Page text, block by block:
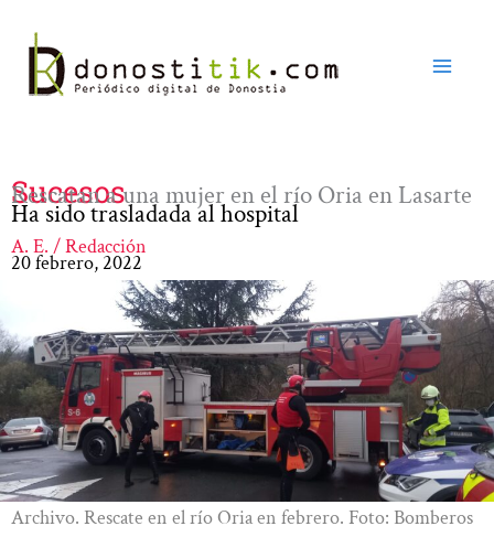
contenido
Sucesos
Rescatan a una mujer en el río Oria en Lasarte
Ha sido trasladada al hospital
A. E. / Redacción
20 febrero, 2022
Archivo. Rescate en el río Oria en febrero. Foto: Bomberos